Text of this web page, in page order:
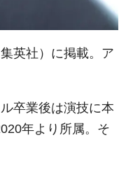
英社）に掲載。ア
卒業後は演技に本
年より所属。そ